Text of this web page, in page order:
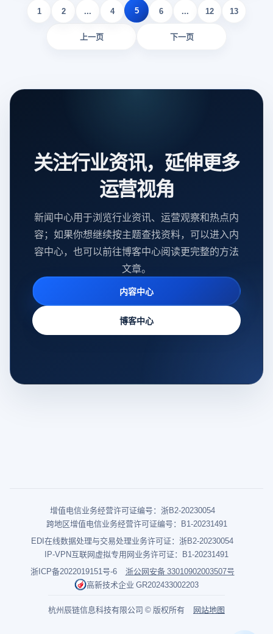
上一页
1 2 ... 4 5 6 ... 12 13
下一页
关注行业资讯，延伸更多
运营视角
新闻中心用于浏览行业资讯、运营观察和热点内
容；如果你想继续按主题查找资料，可以进入内
容中心，也可以前往博客中心阅读更完整的方法
文章。
内容中心
博客中心
增值电信业务经营许可证编号：浙B2-20230054
跨地区增值电信业务经营许可证编号：B1-20231491
EDI在线数据处理与交易处理业务许可证：浙B2-20230054
IP-VPN互联网虚拟专用网业务许可证：B1-20231491
浙ICP备2022019151号-6
浙公网安备 33010902003507号
高新技术企业 GR202433002203
杭州辰链信息科技有限公司 © 版权所有 网站地图